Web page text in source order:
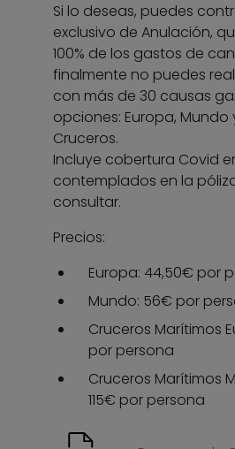
Si lo deseas, puedes
exclusivo de Anulación,
100% de los gastos de
finalmente no puedes
con más de 30 causas
opciones: Europa, Mundo
Cruceros.
Incluye cobertura Covid
contemplados en la
consultar.
Precios:
Europa: 44,50€ por
Mundo: 56€ por
Cruceros Marítimos
por persona
Cruceros Marítimos
115€ por persona